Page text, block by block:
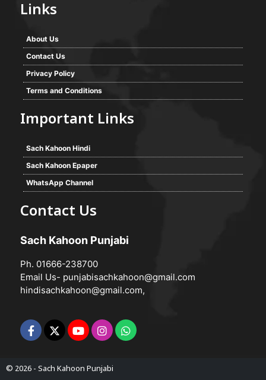
Links
About Us
Contact Us
Privacy Policy
Terms and Conditions
Important Links
Sach Kahoon Hindi
Sach Kahoon Epaper
WhatsApp Channel
Contact Us
Sach Kahoon Punjabi
Ph. 01666-238700
Email Us- punjabisachkahoon@gmail.com
hindisachkahoon@gmail.com,
© 2026 - Sach Kahoon Punjabi